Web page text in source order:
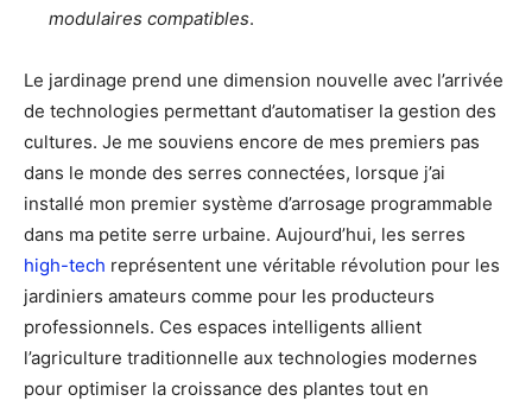
modulaires compatibles.
Le jardinage prend une dimension nouvelle avec l’arrivée
de technologies permettant d’automatiser la gestion des
cultures. Je me souviens encore de mes premiers pas
dans le monde des serres connectées, lorsque j’ai
installé mon premier système d’arrosage programmable
dans ma petite serre urbaine. Aujourd’hui, les serres
high-tech représentent une véritable révolution pour les
jardiniers amateurs comme pour les producteurs
professionnels. Ces espaces intelligents allient
l’agriculture traditionnelle aux technologies modernes
pour optimiser la croissance des plantes tout en